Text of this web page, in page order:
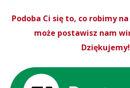
Podoba Ci się to, co robimy
może postawisz nam